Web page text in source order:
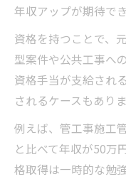
年収アップが期待でき
資格を持つことで、
型案件や公共工事へ
資格手当が支給され
されるケースもありま
例えば、管工事施工
と比べて年収が50万
格取得は一時的な勉